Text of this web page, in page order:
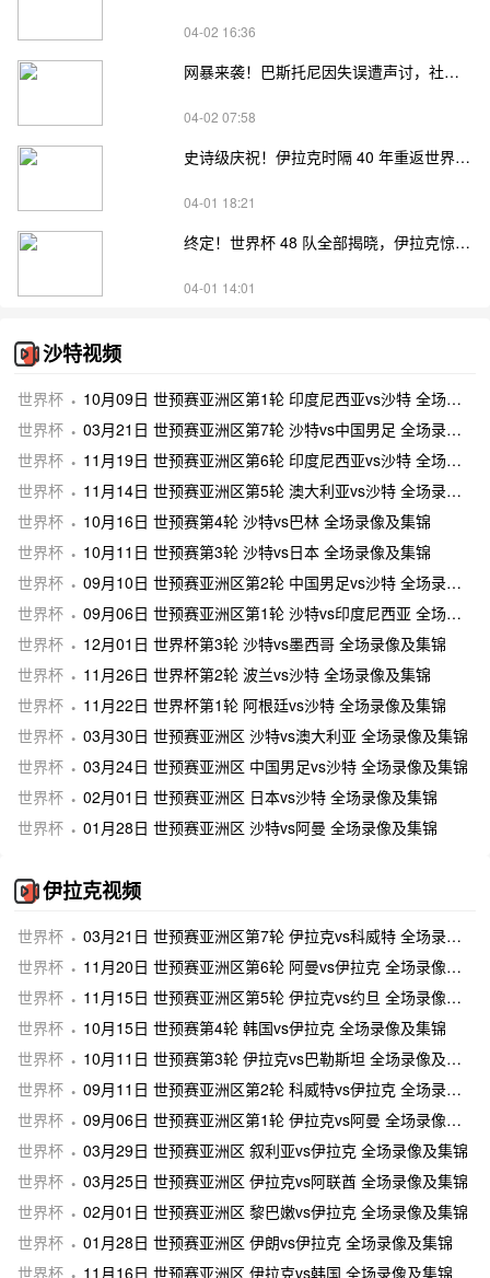
04-02 16:36
网暴来袭！巴斯托尼因失误遭声讨，社媒满屏 “退役”，赛后火速关评避争议
04-02 07:58
史诗级庆祝！伊拉克时隔 40 年重返世界杯，全国连休两天
04-01 18:21
终定！世界杯 48 队全部揭晓，伊拉克惊险晋级，意大利梦碎，开幕时间敲定 6 月 12 日
04-01 14:01
沙特视频
世界杯
10月09日 世预赛亚洲区第1轮 印度尼西亚vs沙特 全场录像及集锦
世界杯
03月21日 世预赛亚洲区第7轮 沙特vs中国男足 全场录像及集锦
世界杯
11月19日 世预赛亚洲区第6轮 印度尼西亚vs沙特 全场录像及集锦
世界杯
11月14日 世预赛亚洲区第5轮 澳大利亚vs沙特 全场录像及集锦
世界杯
10月16日 世预赛第4轮 沙特vs巴林 全场录像及集锦
世界杯
10月11日 世预赛第3轮 沙特vs日本 全场录像及集锦
世界杯
09月10日 世预赛亚洲区第2轮 中国男足vs沙特 全场录像及集锦
世界杯
09月06日 世预赛亚洲区第1轮 沙特vs印度尼西亚 全场录像及集锦
世界杯
12月01日 世界杯第3轮 沙特vs墨西哥 全场录像及集锦
世界杯
11月26日 世界杯第2轮 波兰vs沙特 全场录像及集锦
世界杯
11月22日 世界杯第1轮 阿根廷vs沙特 全场录像及集锦
世界杯
03月30日 世预赛亚洲区 沙特vs澳大利亚 全场录像及集锦
世界杯
03月24日 世预赛亚洲区 中国男足vs沙特 全场录像及集锦
世界杯
02月01日 世预赛亚洲区 日本vs沙特 全场录像及集锦
世界杯
01月28日 世预赛亚洲区 沙特vs阿曼 全场录像及集锦
伊拉克视频
世界杯
03月21日 世预赛亚洲区第7轮 伊拉克vs科威特 全场录像及集锦
世界杯
11月20日 世预赛亚洲区第6轮 阿曼vs伊拉克 全场录像及集锦
世界杯
11月15日 世预赛亚洲区第5轮 伊拉克vs约旦 全场录像及集锦
世界杯
10月15日 世预赛第4轮 韩国vs伊拉克 全场录像及集锦
世界杯
10月11日 世预赛第3轮 伊拉克vs巴勒斯坦 全场录像及集锦
世界杯
09月11日 世预赛亚洲区第2轮 科威特vs伊拉克 全场录像及集锦
世界杯
09月06日 世预赛亚洲区第1轮 伊拉克vs阿曼 全场录像及集锦
世界杯
03月29日 世预赛亚洲区 叙利亚vs伊拉克 全场录像及集锦
世界杯
03月25日 世预赛亚洲区 伊拉克vs阿联酋 全场录像及集锦
世界杯
02月01日 世预赛亚洲区 黎巴嫩vs伊拉克 全场录像及集锦
世界杯
01月28日 世预赛亚洲区 伊朗vs伊拉克 全场录像及集锦
世界杯
11月16日 世预赛亚洲区 伊拉克vs韩国 全场录像及集锦